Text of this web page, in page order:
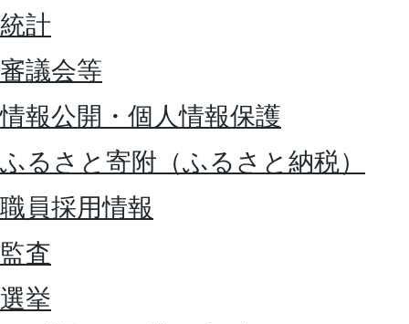
統計
審議会等
情報公開・個人情報保護
ふるさと寄附（ふるさと納税）
職員採用情報
監査
選挙